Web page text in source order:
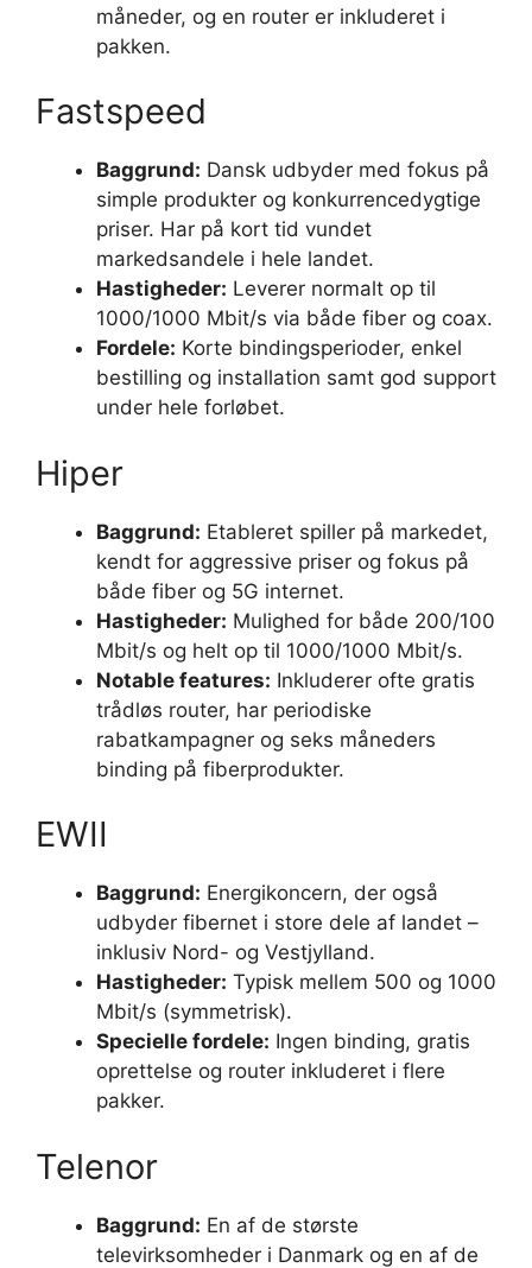
måneder, og en router er inkluderet i
pakken.
Fastspeed
Baggrund: Dansk udbyder med fokus på
simple produkter og konkurrencedygtige
priser. Har på kort tid vundet
markedsandele i hele landet.
Hastigheder: Leverer normalt op til
1000/1000 Mbit/s via både fiber og coax.
Fordele: Korte bindingsperioder, enkel
bestilling og installation samt god support
under hele forløbet.
Hiper
Baggrund: Etableret spiller på markedet,
kendt for aggressive priser og fokus på
både fiber og 5G internet.
Hastigheder: Mulighed for både 200/100
Mbit/s og helt op til 1000/1000 Mbit/s.
Notable features: Inkluderer ofte gratis
trådløs router, har periodiske
rabatkampagner og seks måneders
binding på fiberprodukter.
EWII
Baggrund: Energikoncern, der også
udbyder fibernet i store dele af landet –
inklusiv Nord- og Vestjylland.
Hastigheder: Typisk mellem 500 og 1000
Mbit/s (symmetrisk).
Specielle fordele: Ingen binding, gratis
oprettelse og router inkluderet i flere
pakker.
Telenor
Baggrund: En af de største
televirksomheder i Danmark og en af de